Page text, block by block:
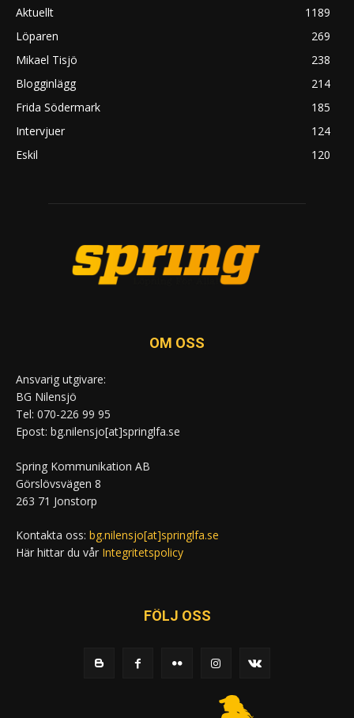
Aktuellt
1189
Löparen
269
Mikael Tisjö
238
Blogginlägg
214
Frida Södermark
185
Intervjuer
124
Eskil
120
OM OSS
Ansvarig utgivare:
BG Nilensjö
Tel: 070-226 99 95
Epost: bg.nilensjo[at]springlfa.se
Spring Kommunikation AB
Görslövsvägen 8
263 71 Jonstorp
Kontakta oss: bg.nilensjo[at]springlfa.se
Här hittar du vår Integritetspolicy
FÖLJ OSS